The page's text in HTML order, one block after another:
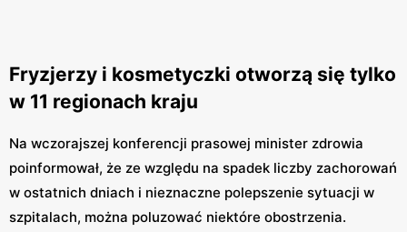
Fryzjerzy i kosmetyczki otworzą się tylko
w 11 regionach kraju
Na wczorajszej konferencji prasowej minister zdrowia
poinformował, że ze względu na spadek liczby zachorowań
w ostatnich dniach i nieznaczne polepszenie sytuacji w
szpitalach, można poluzować niektóre obostrzenia.